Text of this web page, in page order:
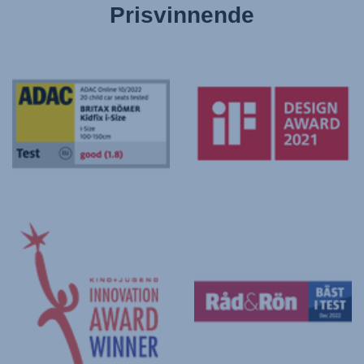
Prisvinnende